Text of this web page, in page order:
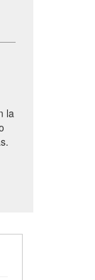
la